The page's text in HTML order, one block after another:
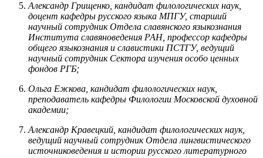
Александр Грищенко, кандидат филологических наук,
доцент кафедры русского языка МПГУ, старший
научный сотрудник Отдела славянского языкознания
Института славяноведения РАН, профессор кафедры
общего языкознания и славистики ПСТГУ, ведущий
научный сотрудник Сектора изучения особо ценных
фондов РГБ;
Ольга Ежкова, кандидат филологических наук,
преподаватель кафедры Филологии Московской духовной
академии;
Александр Кравецкий, кандидат филологических наук,
ведущий научный сотрудник Отдела лингвистического
источниковедения и истории русского литературного